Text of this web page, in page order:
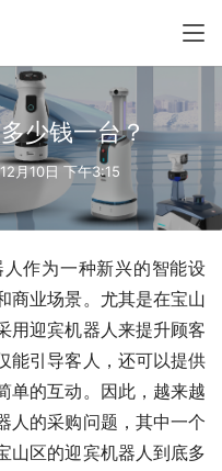
少钱一台？
月10日 下午3:15
作为一种新兴的智能设
商业场景。尤其是在宝山
用迎宾机器人来提升顾客
能引导客人，还可以提供
单的互动。因此，越来越
人的采购问题，其中一个
山区的迎宾机器人到底多